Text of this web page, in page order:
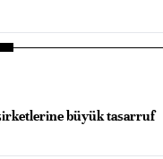
büyük tasarruf